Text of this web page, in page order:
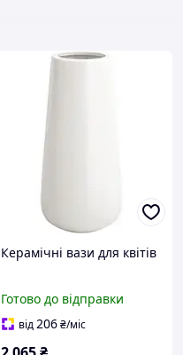
Керамічні вази для квітів
Готово до відправки
від206₴/міс